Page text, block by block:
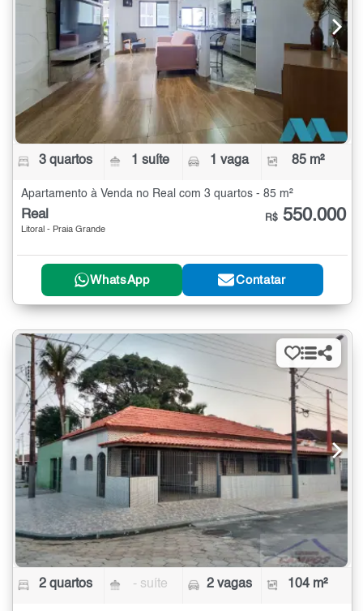
3 quartos 1 suíte 1 vaga 85 m²
Apartamento à Venda no Real com 3 quartos - 85 m²
Real
Litoral - Praia Grande
R$ 550.000
WhatsApp Contatar
2 quartos - suíte 2 vagas 104 m²